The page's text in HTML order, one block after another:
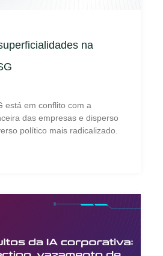
na
está em conflito com a
das empresas e disperso
político mais radicalizado.